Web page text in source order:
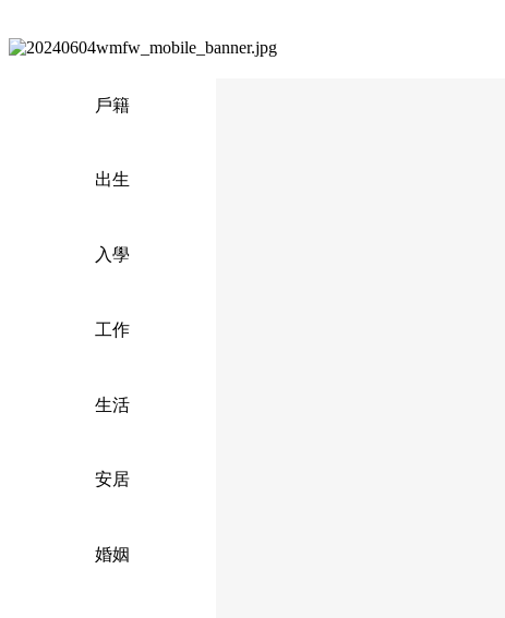
戶籍
出生
入學
工作
生活
安居
婚姻